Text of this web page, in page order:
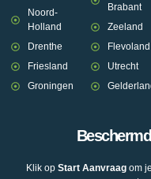
Noord-
Holland
Drenthe
Friesland
Groningen
Brabant
Zeeland
Flevoland
Utrecht
Klik op Start Aanvraagom